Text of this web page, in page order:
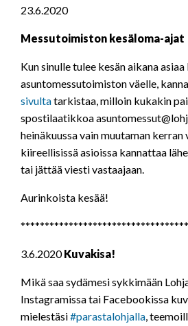
23.6.2020
Messutoimiston kesäloma-ajat
Kun sinulle tulee kesän aikana asiaa
asuntomessutoimiston väelle,
sivultatarkistaa, milloin kukakin
spostilaatikkoa
heinäkuussa vain muutaman kerran
kiireellisissä asioissa kannattaa
tai jättää viesti vastaajaan.
Aurinkoista kesää!
3.6.2020Kuvakisa!
Mikä saa sydämesi sykkimään
Instagramissa tai Facebookissa
mielestäsi#parastalohjalla,